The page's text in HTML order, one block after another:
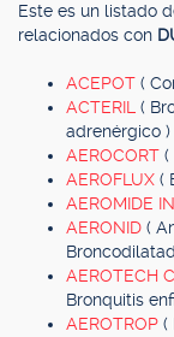
Este es un listado
relacionados con
ACEPOT (
ACTERIL (
adrenérgico )
AEROCORT (
AEROFLUX (
AEROMIDE
AERONID (
AEROTECH
Bronquitis
AEROTROP (